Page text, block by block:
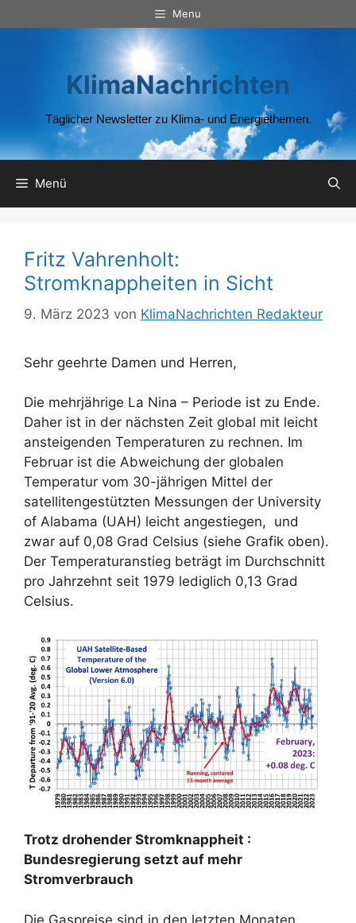
Inhalt
Menu
KlimaNachrichten
Täglicher Newsletter zu Klima- und Energiethemen.
Menü
Fritz Vahrenholt:
Stromknappheiten in Sicht
9. März 2023 von KlimaNachrichten Redakteur
Sehr geehrte Damen und Herren,
Die mehrjährige La Nina – Periode ist zu Ende.
Daher ist in der nächsten Zeit global mit leicht
ansteigenden Temperaturen zu rechnen. Im
Februar ist die Abweichung der globalen
Temperatur vom 30-jährigen Mittel der
satellitengestützten Messungen der University
of Alabama (UAH) leicht angestiegen, und
zwar auf 0,08 Grad Celsius (siehe Grafik oben).
Der Temperaturanstieg beträgt im Durchschnitt
pro Jahrzehnt seit 1979 lediglich 0,13 Grad
Celsius.
Trotz drohender Stromknappheit :
Bundesregierung setzt auf mehr
Stromverbrauch
Die Gaspreise sind in den letzten Monaten